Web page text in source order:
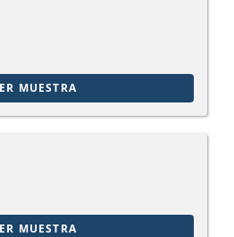
MUESTRA
MUESTRA